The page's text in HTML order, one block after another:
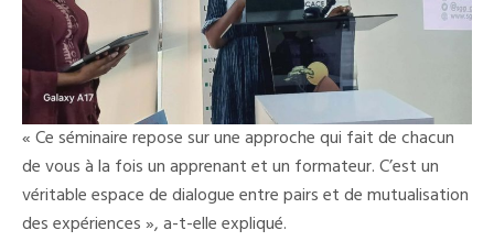
« Ce séminaire repose sur une approche qui fait de chacun
de vous à la fois un apprenant et un formateur. C’est un
véritable espace de dialogue entre pairs et de mutualisation
des expériences », a-t-elle expliqué.